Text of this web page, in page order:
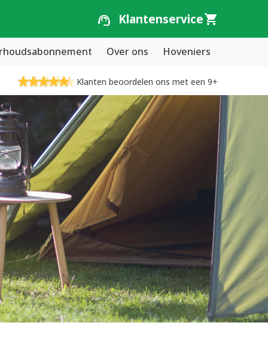
Klantenservice
Over ons Hoveniers
Klanten beoordelen ons met een 9+